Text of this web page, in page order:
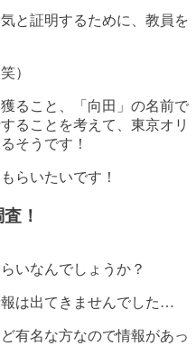
と証明するために、教員を
）
ること、「向田」の名前で
ることを考えて、東京オリ
そうです！
らいたいです！
！
いなんでしょうか？
は出てきませんでした…
有名な方なので情報があっ